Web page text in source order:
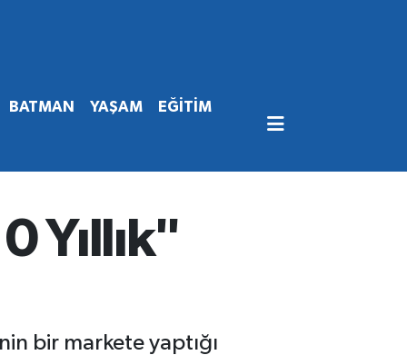
BATMAN YAŞAM EĞİTİM
Yıllık"
bir markete yaptığı